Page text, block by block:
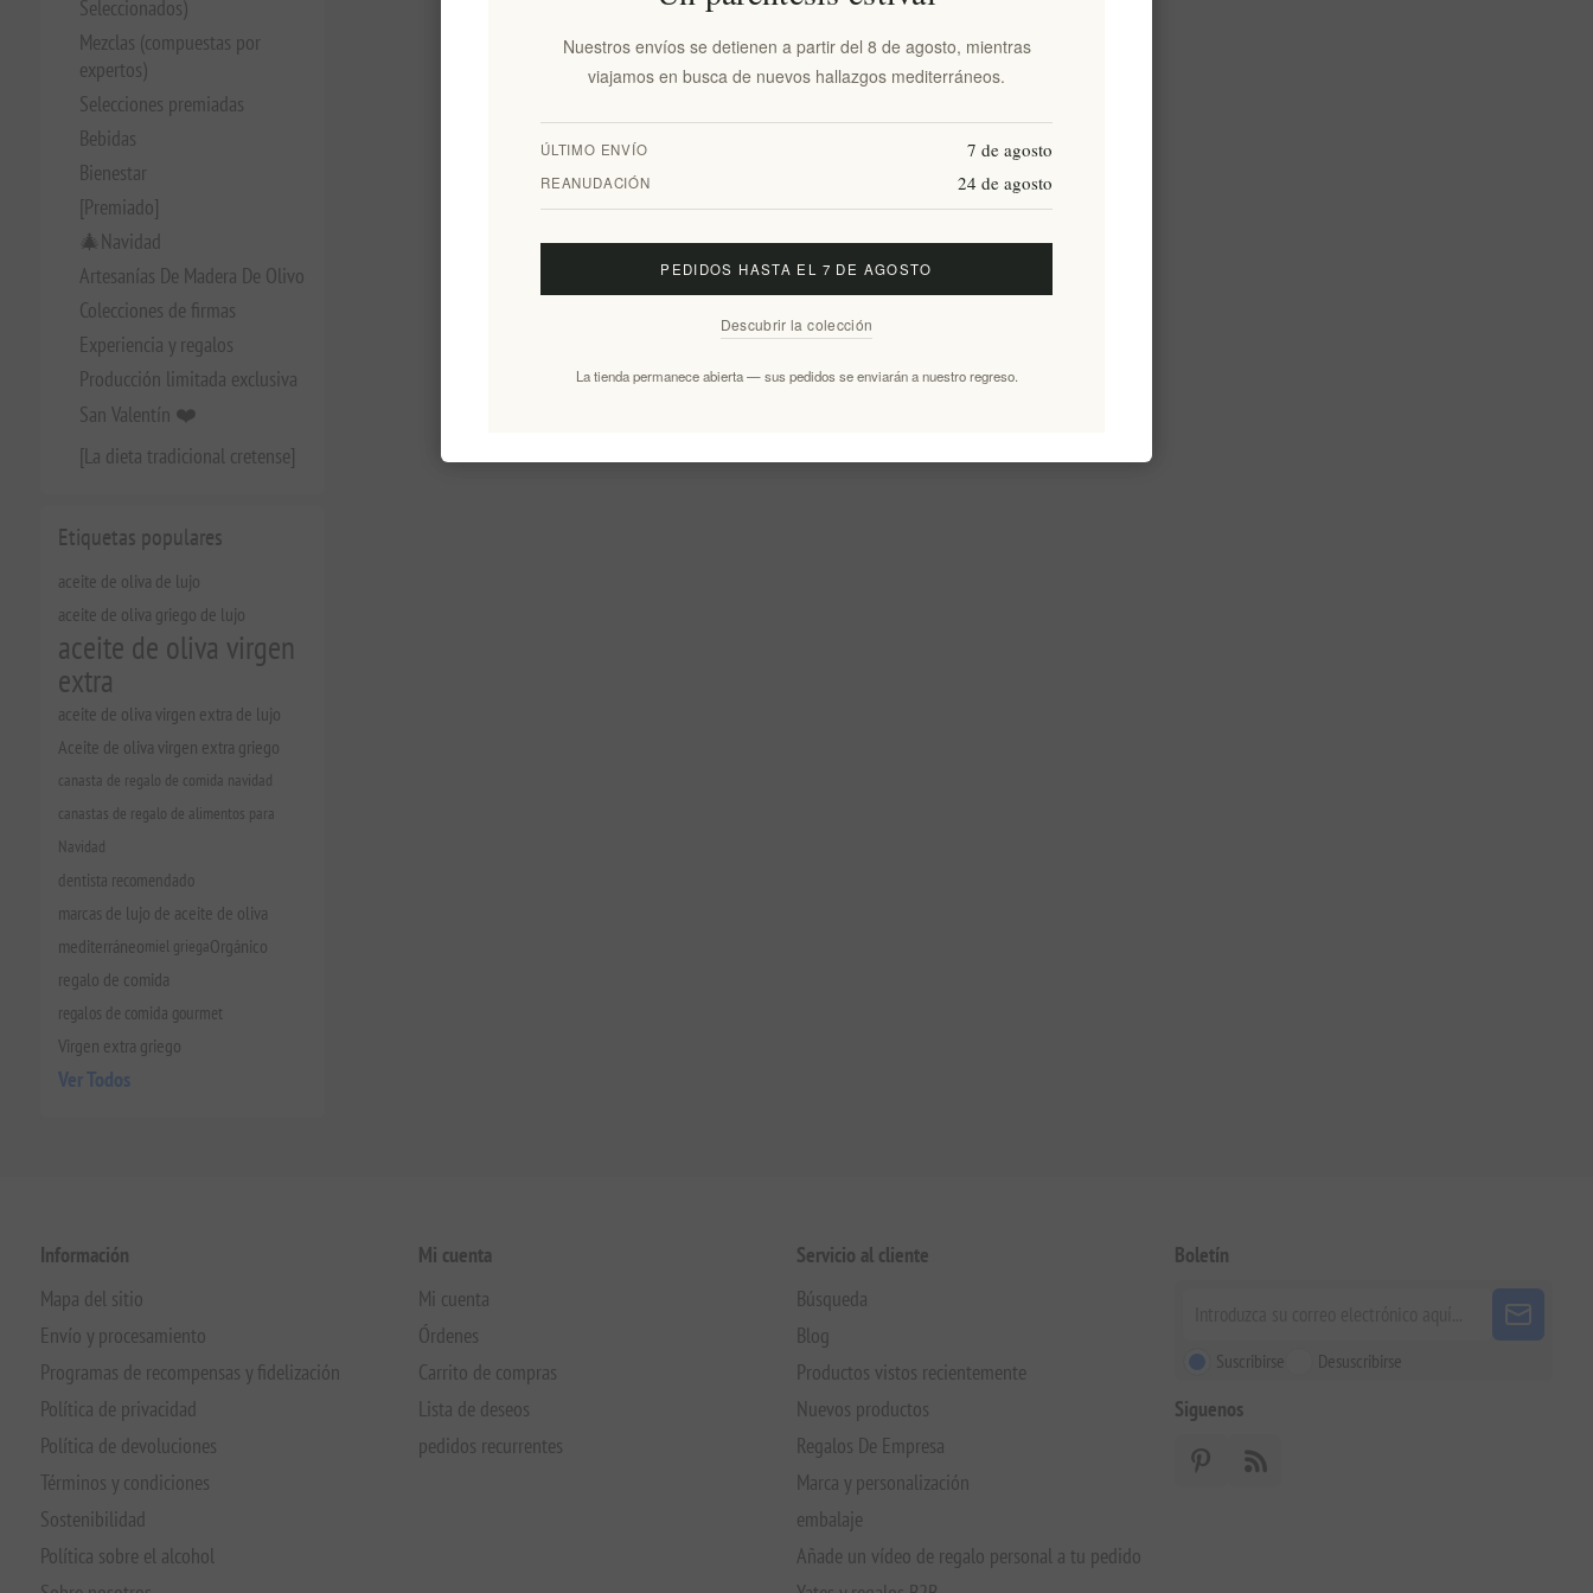
Seleccionados)
Mezclas (compuestas por
expertos)
Selecciones premiadas
Bebidas
Bienestar
[Premiado]
🎄Navidad
Artesanías De Madera De Olivo
Colecciones de firmas
Experiencia y regalos
Producción limitada exclusiva
San Valentín ❤️
[La dieta tradicional cretense]
Etiquetas populares
aceite de oliva de lujo
aceite de oliva griego de lujo
aceite de oliva virgen
extra
aceite de oliva virgen extra de lujo
Aceite de oliva virgen extra griego
canasta de regalo de comida navidad
canastas de regalo de alimentos para
Navidad
dentista recomendado
marcas de lujo de aceite de oliva
mediterráneomiel griegaOrgánico
regalo de comida
regalos de comida gourmet
Virgen extra griego
Ver Todos
Información
Mapa del sitio
Envío y procesamiento
Programas de recompensas y fidelización
Política de privacidad
Política de devoluciones
Términos y condiciones
Sostenibilidad
Política sobre el alcohol
Mi cuenta
Mi cuenta
Órdenes
Carrito de compras
Lista de deseos
pedidos recurrentes
Servicio al cliente
Búsqueda
Blog
Productos vistos recientemente
Nuevos productos
Regalos De Empresa
Marca y personalización
embalaje
Añade un vídeo de regalo personal a tu pedido
Boletín
Suscribirse Desuscribirse
Siguenos
Nuestros envíos se detienen a partir del 8 de agosto, mientras
viajamos en busca de nuevos hallazgos mediterráneos.
ÚLTIMO ENVÍO 7 de agosto
REANUDACIÓN 24 de agosto
PEDIDOS HASTA EL 7 DE AGOSTO
Descubrir la colección
La tienda permanece abierta — sus pedidos se enviarán a nuestro regreso.